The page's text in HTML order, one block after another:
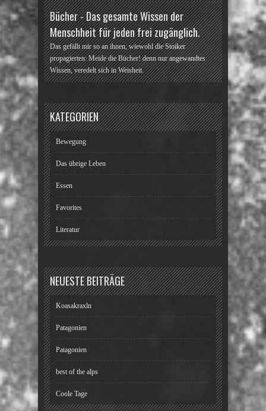
Bücher - Das gesamte Wissen der
Menschheit für jeden frei zugänglich.
Das gefällt mir so an ihnen, wiewohl die Stoiker
propagierten: Meide die Bücher! denn nur angewandtes
Wissen, veredelt sich in Weisheit.
KATEGORIEN
Bewegung
Das übrige Leben
Essen
Favorites
Literatur
NEUESTE BEITRÄGE
Koasakraxln
Patagonien
Patagonien
best of the alps
Coole Tage